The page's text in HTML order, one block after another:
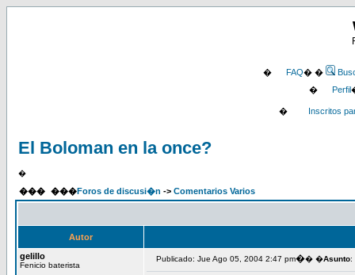
� FAQ� �
�
Perfil
� Inscritos
El Boloman en la once?
�
��� ���Foros de discusi�n -> Comentarios Varios
Autor
gelillo
Fenicio baterista
Publicado: Jue Ago 05, 2004 2:47 pm�� �Asunto: